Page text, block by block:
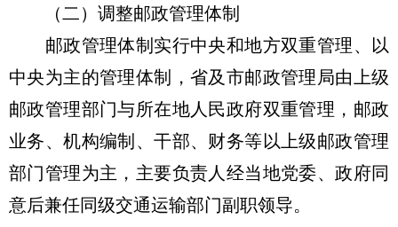
（二）调整邮政管理体制
邮政管理体制实行中央和地方双重管理、以
中央为主的管理体制，省及市邮政管理局由上级
邮政管理部门与所在地人民政府双重管理，邮政
业务、机构编制、干部、财务等以上级邮政管理
部门管理为主，主要负责人经当地党委、政府同
意后兼任同级交通运输部门副职领导。